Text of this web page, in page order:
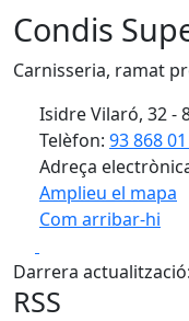
Condis
Carnisseria, ramat
Isidre Vilaró, 32 -
Telèfon: 93 868
Adreça
Amplieu el mapa
Com arribar-hi
+
−
Darrera
RSS